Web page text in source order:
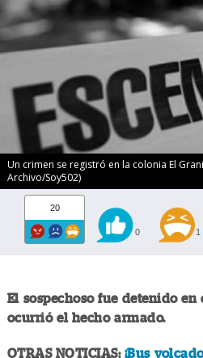
Un crimen se registró en la colonia El
Archivo/Soy502)
20
0 1
El sospechoso fue detenido
ocurrió el hecho armado.
OTRAS NOTICIAS: ¡Bus